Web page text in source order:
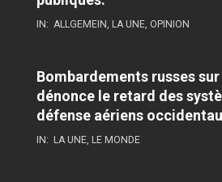
IN: ALLGEMEIN LA UNE OPINION
Bombardements russes
dénonce le retard des
défense aériens
IN: LA UNE LE MONDE